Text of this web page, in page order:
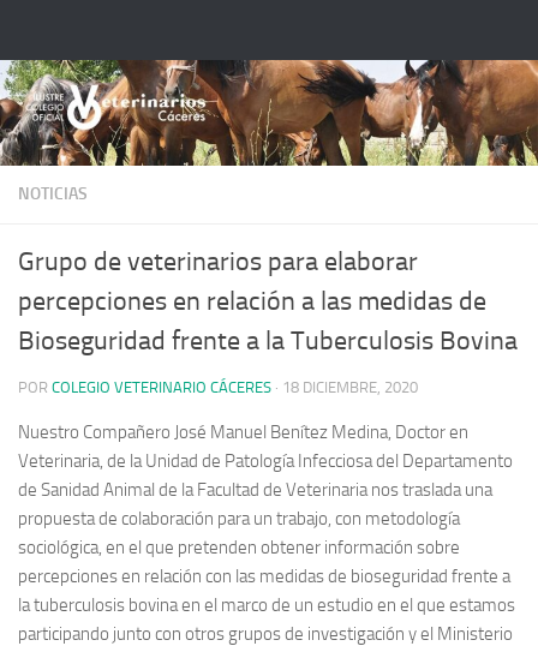
NOTICIAS
Grupo de veterinarios para elaborar
percepciones en relación a las medidas de
Bioseguridad frente a la Tuberculosis Bovina
POR COLEGIO VETERINARIO CÁCERES · 18 DICIEMBRE, 2020
Nuestro Compañero José Manuel Benítez Medina, Doctor en
Veterinaria, de la Unidad de Patología Infecciosa del Departamento
de Sanidad Animal de la Facultad de Veterinaria nos traslada una
propuesta de colaboración para un trabajo, con metodología
sociológica, en el que pretenden obtener información sobre
percepciones en relación con las medidas de bioseguridad frente a
la tuberculosis bovina en el marco de un estudio en el que estamos
participando junto con otros grupos de investigación y el Ministerio